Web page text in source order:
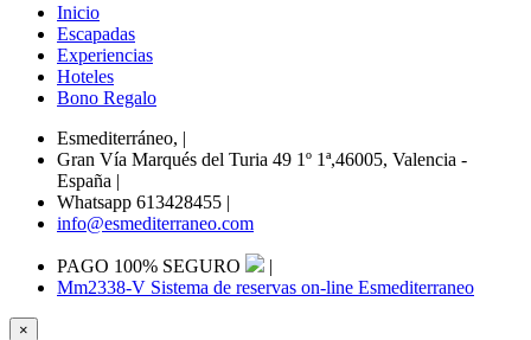
Inicio
Escapadas
Experiencias
Hoteles
Bono Regalo
Esmediterráneo, |
Gran Vía Marqués del Turia 49 1º 1ª,46005, Valencia -
España |
Whatsapp 613428455 |
info@esmediterraneo.com
PAGO 100% SEGURO
|
Mm2338-V Sistema de reservas on-line Esmediterraneo
×